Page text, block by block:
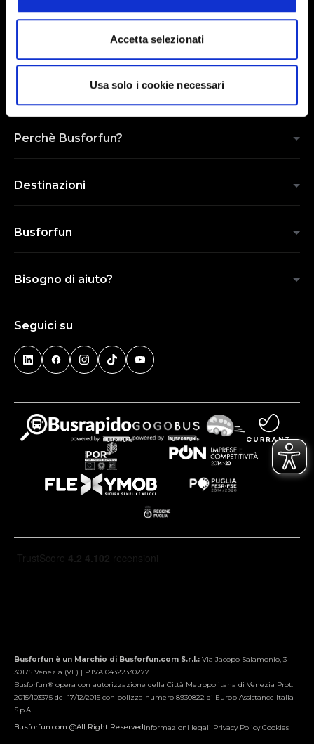
Accetta selezionati
Usa solo i cookie necessari
Ho letto e approvo Privacy Policy
INVIA
Perchè Busforfun?
Destinazioni
Busforfun
Bisogno di aiuto?
Seguici su
Busforfun è un Marchio di Busforfun.com S.r.l.: Via Jacopo Salamonio, 3 -
30175 Venezia (VE) | P.IVA 04322330277
Busforfun® opera con autorizzazione della Città Metropolitana di Venezia Prot.
2015/103375 del 17/12/2015 con polizza numero 8930822 di Europ Assistance Italia
S.p.A.
Busforfun.com @All Right ReservedInformazioni legali|Privacy Policy|Cookies